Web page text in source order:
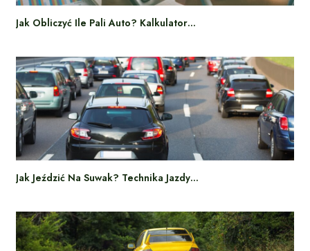
Jak Obliczyć Ile Pali Auto? Kalkulator…
Jak Jeździć Na Suwak? Technika Jazdy…